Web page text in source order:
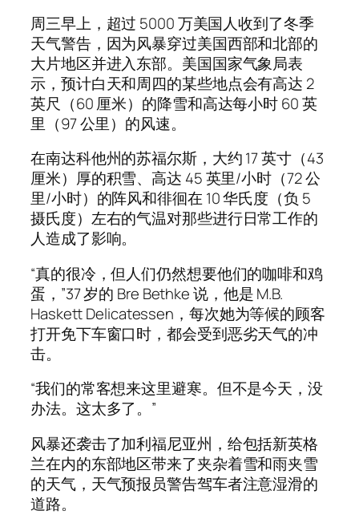
周三早上，超过 5000 万美国人收到了冬季
天气警告，因为风暴穿过美国西部和北部的
大片地区并进入东部。美国国家气象局表
示，预计白天和周四的某些地点会有高达 2
英尺（60 厘米）的降雪和高达每小时 60 英
里（97 公里）的风速。
在南达科他州的苏福尔斯，大约 17 英寸（43
厘米）厚的积雪、高达 45 英里/小时（72 公
里/小时）的阵风和徘徊在 10 华氏度（负 5
摄氏度）左右的气温对那些进行日常工作的
人造成了影响。
“真的很冷，但人们仍然想要他们的咖啡和鸡
蛋，”37 岁的 Bre Bethke 说，他是 M.B.
Haskett Delicatessen，每次她为等候的顾客
打开免下车窗口时，都会受到恶劣天气的冲
击。
“我们的常客想来这里避寒。但不是今天，没
办法。这太多了。”
风暴还袭击了加利福尼亚州，给包括新英格
兰在内的东部地区带来了夹杂着雪和雨夹雪
的天气，天气预报员警告驾车者注意湿滑的
道路。